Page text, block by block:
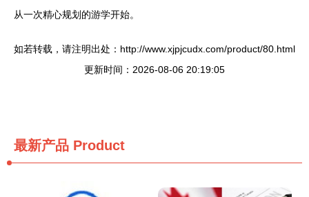
从一次精心规划的游学开始。
如若转载，请注明出处：http://www.xjpjcudx.com/product/80.html
更新时间：2026-08-06 20:19:05
最新产品 Product